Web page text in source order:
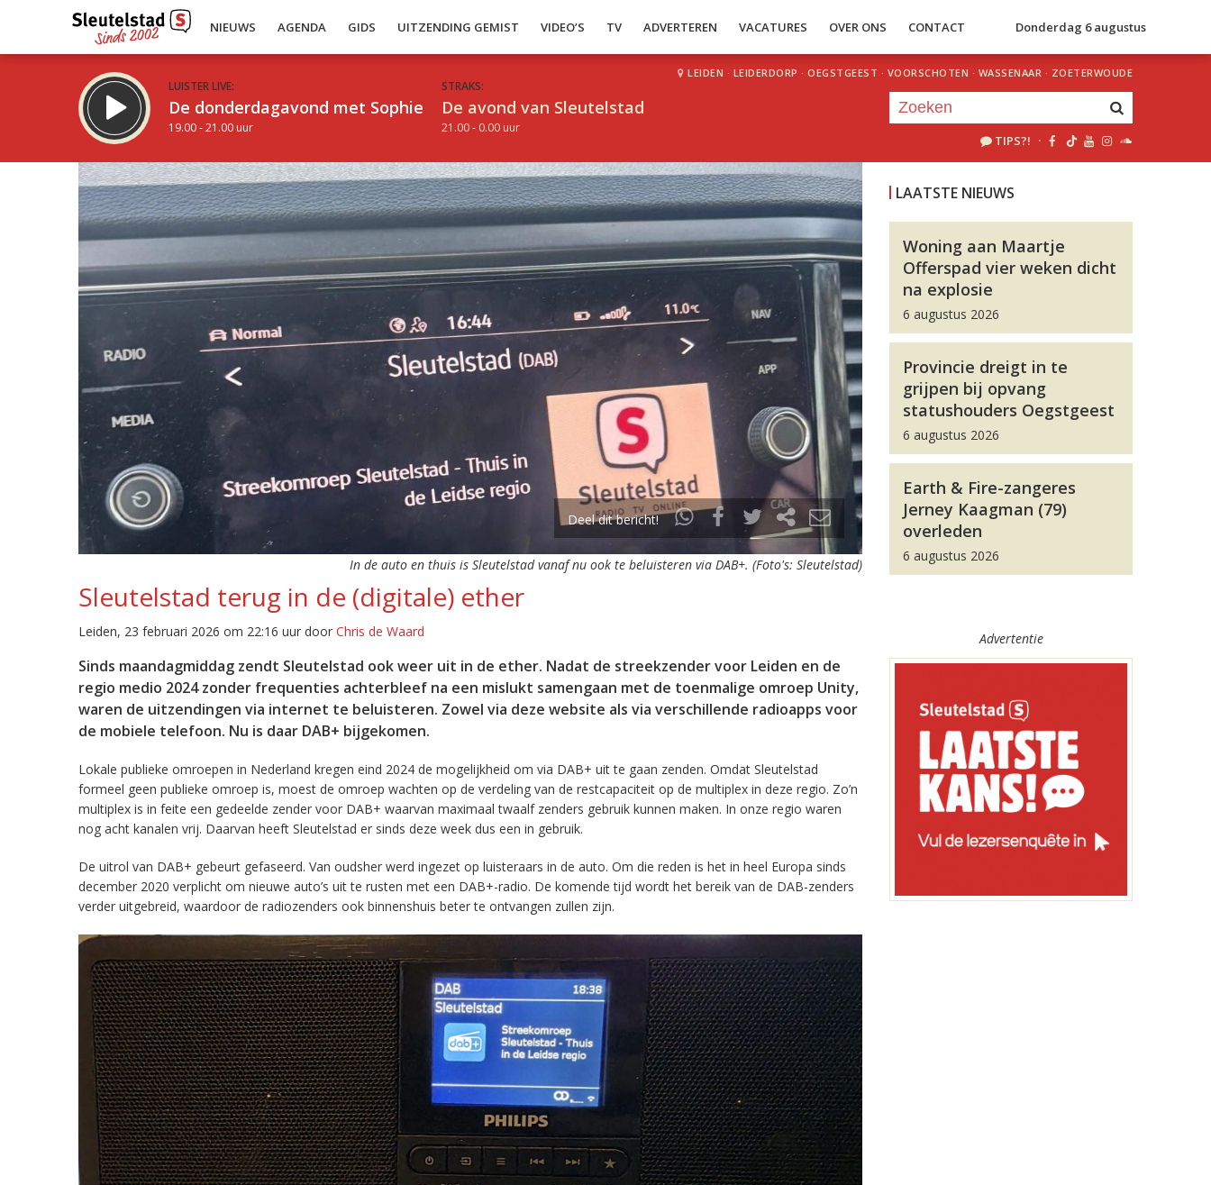
NIEUWS AGENDA GIDS UITZENDING GEMIST VIDEO’S TV ADVERTEREN VACATURES OVER ONS CONTACT Donderdag 6 augustus
LUISTER LIVE:
De donderdagavond met Sophie
19.00 - 21.00 uur
STRAKS:
De avond van Sleutelstad
21.00 - 0.00 uur
LEIDEN · LEIDERDORP · OEGSTGEEST · VOORSCHOTEN · WASSENAAR · ZOETERWOUDE
TIPS?! ·
Deel dit bericht!
In de auto en thuis is Sleutelstad vanaf nu ook te beluisteren via DAB+. (Foto's: Sleutelstad)
Sleutelstad terug in de (digitale) ether
Leiden, 23 februari 2026 om 22:16 uur door Chris de Waard
Sinds maandagmiddag zendt Sleutelstad ook weer uit in de ether. Nadat de streekzender voor Leiden en de
regio medio 2024 zonder frequenties achterbleef na een mislukt samengaan met de toenmalige omroep Unity,
waren de uitzendingen via internet te beluisteren. Zowel via deze website als via verschillende radioapps voor
de mobiele telefoon. Nu is daar DAB+ bijgekomen.
Lokale publieke omroepen in Nederland kregen eind 2024 de mogelijkheid om via DAB+ uit te gaan zenden. Omdat Sleutelstad
formeel geen publieke omroep is, moest de omroep wachten op de verdeling van de restcapaciteit op de multiplex in deze regio. Zo’n
multiplex is in feite een gedeelde zender voor DAB+ waarvan maximaal twaalf zenders gebruik kunnen maken. In onze regio waren
nog acht kanalen vrij. Daarvan heeft Sleutelstad er sinds deze week dus een in gebruik.
De uitrol van DAB+ gebeurt gefaseerd. Van oudsher werd ingezet op luisteraars in de auto. Om die reden is het in heel Europa sinds
december 2020 verplicht om nieuwe auto’s uit te rusten met een DAB+-radio. De komende tijd wordt het bereik van de DAB-zenders
verder uitgebreid, waardoor de radiozenders ook binnenshuis beter te ontvangen zullen zijn.
LAATSTE NIEUWS
Woning aan Maartje
Offerspad vier weken dicht
na explosie
6 augustus 2026
Provincie dreigt in te
grijpen bij opvang
statushouders Oegstgeest
6 augustus 2026
Earth & Fire-zangeres
Jerney Kaagman (79)
overleden
6 augustus 2026
Advertentie